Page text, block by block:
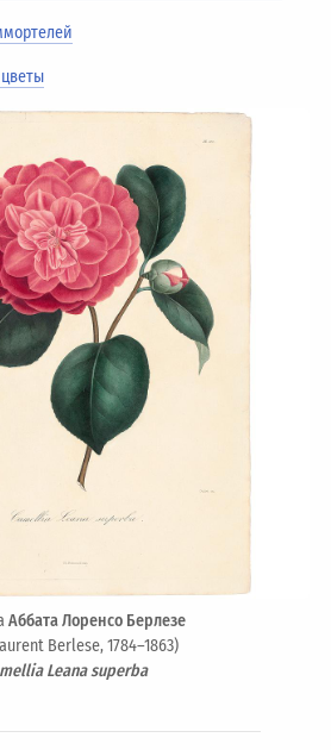
Аббата Лоренсо Берлезе
Berlese, 1784–1863)
Leana superba